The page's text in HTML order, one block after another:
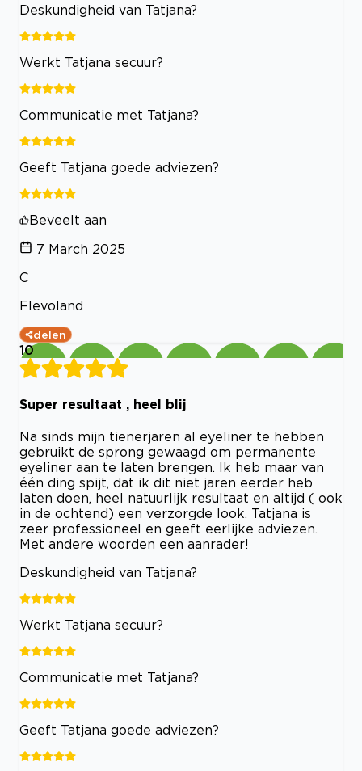
Deskundigheid van Tatjana?
Werkt Tatjana secuur?
Communicatie met Tatjana?
Geeft Tatjana goede adviezen?
Beveelt aan
7 March 2025
C
Flevoland
delen
10
Super resultaat , heel blij
Na sinds mijn tienerjaren al eyeliner te hebben
gebruikt de sprong gewaagd om permanente
eyeliner aan te laten brengen. Ik heb maar van
één ding spijt, dat ik dit niet jaren eerder heb
laten doen, heel natuurlijk resultaat en altijd ( ook
in de ochtend) een verzorgde look. Tatjana is
zeer professioneel en geeft eerlijke adviezen.
Met andere woorden een aanrader!
Deskundigheid van Tatjana?
Werkt Tatjana secuur?
Communicatie met Tatjana?
Geeft Tatjana goede adviezen?